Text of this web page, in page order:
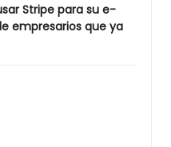
Stripe para su e-
empresarios que ya